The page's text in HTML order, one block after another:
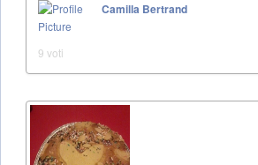
Camilla Bertrand
9 voti